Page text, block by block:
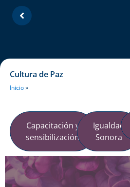
Cultura de Paz
Inicio»
Capacitación y
sensibilización
Igualdad
Sonora